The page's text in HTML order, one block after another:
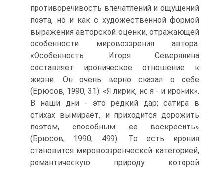
противоречивость впечатлений и ощущений
поэта, но и как с художественной формой
выражения авторской оценки, отражающей
особенности мировоззрения автора.
«Особенность Игоря Северянина
составляет ироническое отношение к
жизни. Он очень верно сказал о себе
(Брюсов, 1990, 31): «Я лирик, но я - и ироник».
В наши дни - это редкий дар; сатира в
стихах вымирает, и приходится дорожить
поэтом, способным ее воскресить»
(Брюсов, 1990, 499). То есть ирония
становится мировоззренче­ской категорией,
романтическую природу которой